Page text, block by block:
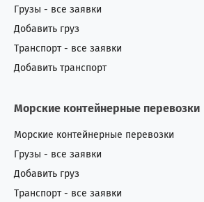
Грузы - все заявки
Добавить груз
Транспорт - все заявки
Добавить транспорт
Морские контейнерные перевозки
Морские контейнерные перевозки
Грузы - все заявки
Добавить груз
Транспорт - все заявки